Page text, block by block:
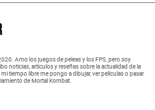
Amo los juegos de peleas y los FPS, pero soy
noticias, artículos y reseñas sobre la actualidad de la
tiempo libre me pongo a dibujar, ver películas o pasar
de Mortal Kombat.
window